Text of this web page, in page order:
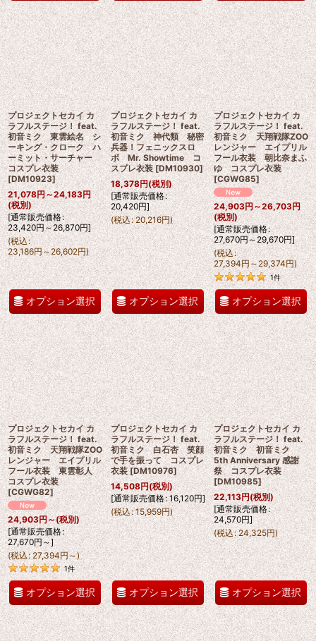
プロジェクトセカイ カ
ラフルステージ！ feat.
初音ミク 東雲絵名 シ
ーキング・クローク ハ
ーミット・サーチャー
コスプレ衣装
[DM10923]
21,078円～24,183円
(税別)
[通常販売価格:
23,420円～26,870円]
(税込:
23,186円 ～26,602円)
オプション選択
プロジェクトセカイ カ
ラフルステージ！ feat.
初音ミク 神代類 秘密
兵器！フェニックスロ
ボ Mr. Showtime コ
スプレ衣装 [DM10930]
18,378円(税別)
[通常販売価格:
20,420円]
(税込: 20,216円)
オプション選択
プロジェクトセカイ カ
ラフルステージ！ feat.
初音ミク 天翔戦隊ZOO
レンジャー エイプリル
フール衣装 朝比奈まふ
ゆ コスプレ衣装
[CGWG85]
24,903円～26,703円
(税別)
[通常販売価格:
27,670円～29,670円]
(税込:
27,394円 ～29,374円)
1件
オプション選択
プロジェクトセカイ カ
ラフルステージ！ feat.
初音ミク 天翔戦隊ZOO
レンジャー エイプリル
フール衣装 東雲彰人
コスプレ衣装
[CGWG82]
24,903円～(税別)
[通常販売価格:
27,670円～]
(税込 : 27,394円～)
1件
オプション選択
プロジェクトセカイ カ
ラフルステージ！ feat.
初音ミク 白石杏 笑顔
で手を振って コスプレ
衣装 [DM10976]
14,508円(税別)
[通常販売価格: 16,120円]
(税込: 15,959円)
オプション選択
プロジェクトセカイ カ
ラフルステージ！ feat.
初音ミク 初音ミク
5th Anniversary 感謝
祭 コスプレ衣装
[DM10985]
22,113円(税別)
[通常販売価格:
24,570円]
(税込: 24,325円)
オプション選択